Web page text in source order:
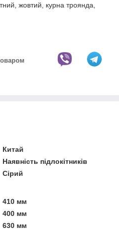
жовтий, курна троянда,
Китай
Наявність підлокітників
Сірий
410 мм
400 мм
630 мм